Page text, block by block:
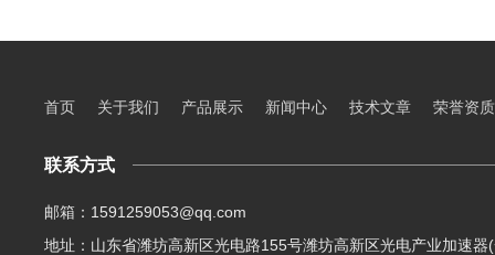
首页 关于我们 产品展示 新闻中心 技术文章 荣誉资质
联系方式
邮箱：1591259053@qq.com
地址：山东省潍坊高新区光电路155号潍坊高新区光电产业加速器